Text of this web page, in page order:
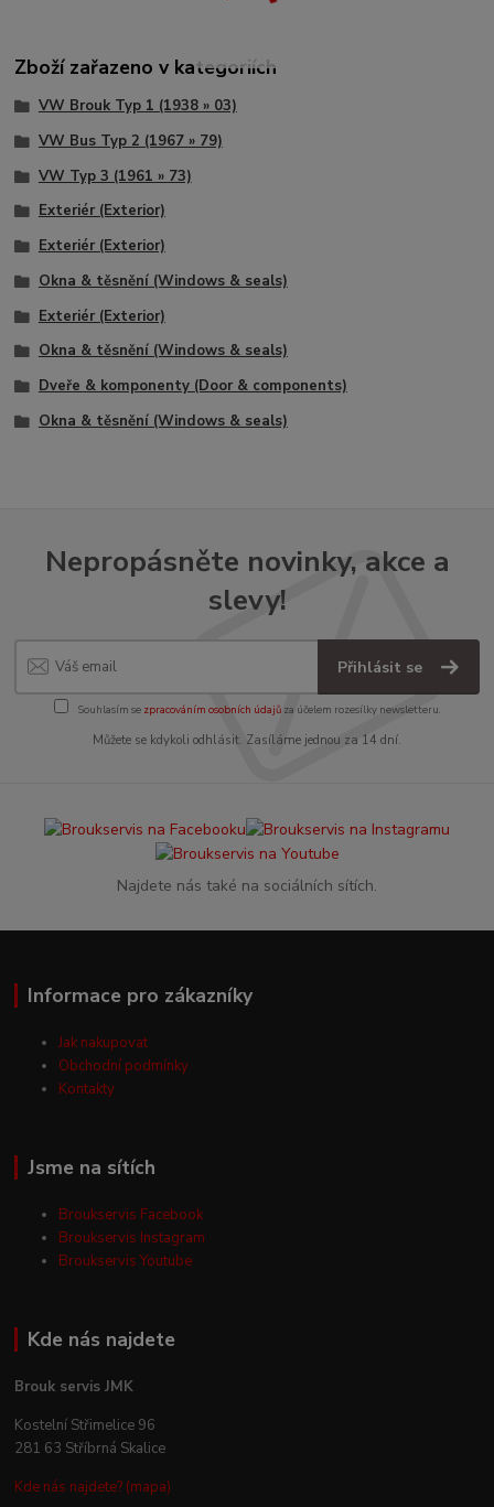
Zboží zařazeno v kategoriích
VW Brouk Typ 1 (1938 » 03)
VW Bus Typ 2 (1967 » 79)
VW Typ 3 (1961 » 73)
Exteriér (Exterior)
Exteriér (Exterior)
Okna & těsnění (Windows & seals)
Exteriér (Exterior)
Okna & těsnění (Windows & seals)
Dveře & komponenty (Door & components)
Okna & těsnění (Windows & seals)
Nepropásněte novinky, akce a
slevy!
Přihlásit se
Souhlasím se zpracováním osobních údajůza účelem rozesílky newsletteru.
Můžete se kdykoli odhlásit. Zasíláme jednou za 14 dní.
Najdete nás také na sociálních sítích.
Informace pro zákazníky
Jak nakupovat
Obchodní podmínky
Kontakty
Jsme na sítích
Broukservis Facebook
Broukservis Instagram
Broukservis Youtube
Kde nás najdete
Brouk servis JMK
Kostelní Střimelice 96
281 63 Stříbrná Skalice
Kde nás najdete? (mapa)